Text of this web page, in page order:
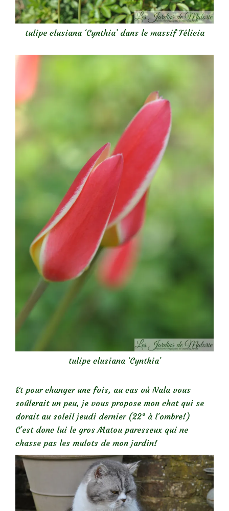
tulipe clusiana ‘Cynthia’ dans le massif Félicia
tulipe clusiana ‘Cynthia’
Et pour changer une fois, au cas où Nala vous
soûlerait un peu, je vous propose mon chat qui se
dorait au soleil jeudi dernier (22° à l’ombre!)
C’est donc lui le gros Matou paresseux qui ne
chasse pas les mulots de mon jardin!